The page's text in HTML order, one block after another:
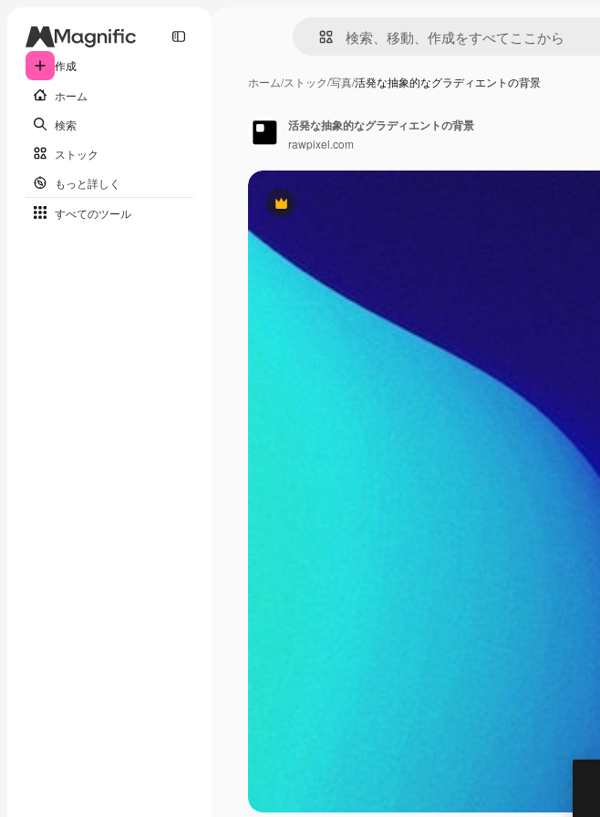
作成
ホーム
検索
ストック
もっと詳しく
すべてのツール
ホーム/ストック/写真/活発な抽象的なグラディエントの背景
Premium
活発な抽象的なグラディエントの背景
rawpixel.com